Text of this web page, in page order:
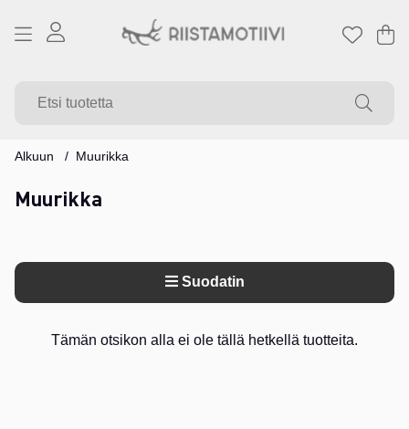
.
Alkuun Muurikka
Muurikka
Suodatin
TuotteetTämän otsikon alla ei ole tällä hetkellä tuotteita.